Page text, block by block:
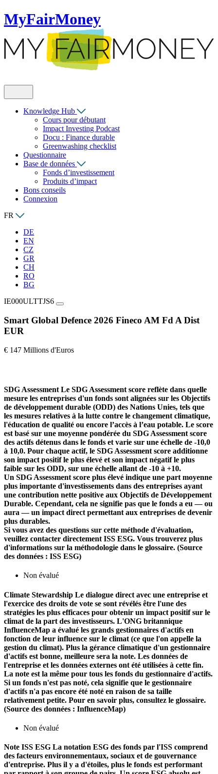
MyFairMoney
Knowledge Hub
Cours pour débutant
Impact Investing Podcast
Docu : Finance durable
Greenwashing checklist
Questionnaire
Base de données
Fonds d’investissement
Produits d’impact
Bons conseils
Connexion
FR
DE
EN
CZ
GR
CH
RO
BG
IE000ULTTJS6
Smart Global Defence 2026 Fineco AM Fd A Dist
EUR
€ 147 Millions d'Euros
SDG Assessment Le SDG Assessment score reflète dans quelle
mesure les entreprises d'un fonds sont alignées sur les Objectifs
de développement durable (ODD) des Nations Unies, tels que
les mesures relatives à la lutte contre le changement climatique,
l'éducation de qualité ou encore l’accès à l’eau potable. Le score
est basé sur une moyenne pondérée du SDG Assessment score
des actifs détenus dans le fonds et varie sur une échelle de -10,0
à 10,0. Pour chaque actif, le SDG Assessment score additionne
son impact positif le plus élevé et son impact négatif le plus
faible sur les ODD, sur une échelle allant de -10 à +10.
Un SDG Assessment score plus élevé indique une part moyenne
plus importante d'investissements dans des entreprises ayant
une contribution nette positive aux Objectifs de Développement
Durable. Cependant, cela ne signifie pas que le fonds a eu — ou
aura — un impact direct permettant aux entreprises de devenir
plus durables.
Si vous avez des questions sur cette méthode d'évaluation,
veuillez contacter directement ISS ESG. Vous trouverez plus
d'informations sur la méthodologie dans le glossaire. (Source
des données : ISS ESG)
Non évalué
Climate Stewardship Le dialogue direct avec une entreprise et
l'exercice des droits de vote se sont révélés être l'une des
stratégies les plus efficaces pour obtenir un impact positif sur le
climat de la part des investisseurs. L'ONG britannique
InfluenceMap a évalué les grands gestionnaires d'actifs en
fonction de leur influence sur le climat (ce que l'on appelle la
gestion du climat). Plus la gérance climatique d'un gestionnaire
d'actifs est bonne, meilleure sera la note. Les données de
l'entreprise et les données externes ont été utilisées à cette fin.
La note est la même pour tous les fonds du gestionnaire d'actifs.
Si un fonds n'est pas noté, cela signifie que le gestionnaire
d'actifs n'a pas encore été noté en raison de sa taille
relativement petite. Pour en savoir plus, consultez le glossaire.
(Source des données : InfluenceMap)
Non évalué
Note ISS ESG La notation ESG des fonds par l'ISS comprend
des facteurs environnementaux, sociaux et de gouvernance
d'entreprise. Plus il y a d'étoiles, plus le fonds est performant